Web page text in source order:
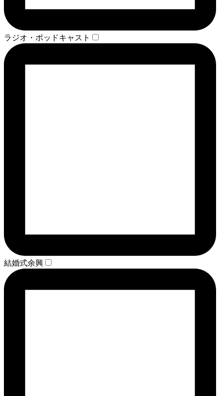
ラジオ・ポッドキャスト
結婚式余興